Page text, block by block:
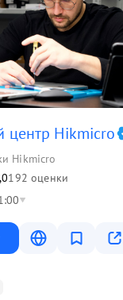
центр Hikmicro
Hikmicro
192 оценки